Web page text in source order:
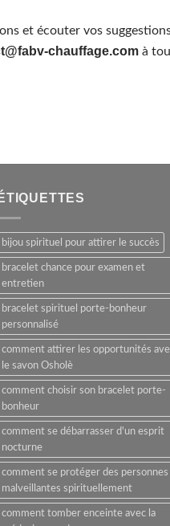
et écouter vos
chauffage.com à
ÉTIQUETTES
bijou spirituel pour attirer le succès
bracelet chance pour examen et
entretien
bracelet spirituel porte-bonheur
personnalisé
comment attirer les opportunités
le savon Osholè
comment choisir son bracelet porte-
bonheur
comment se débarrasser d'un esprit
nocturne
comment se protéger des personnes
malveillantes spirituellement
comment tomber enceinte avec la